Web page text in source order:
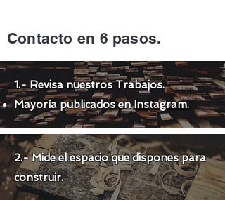
Contacto en 6 pasos.
1.- Revisa nuestros Trabajos.
Mayoría publicados enInstagram.
2.- Mide el espacio que dispones para
construir.